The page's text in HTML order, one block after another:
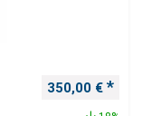
350,00 €